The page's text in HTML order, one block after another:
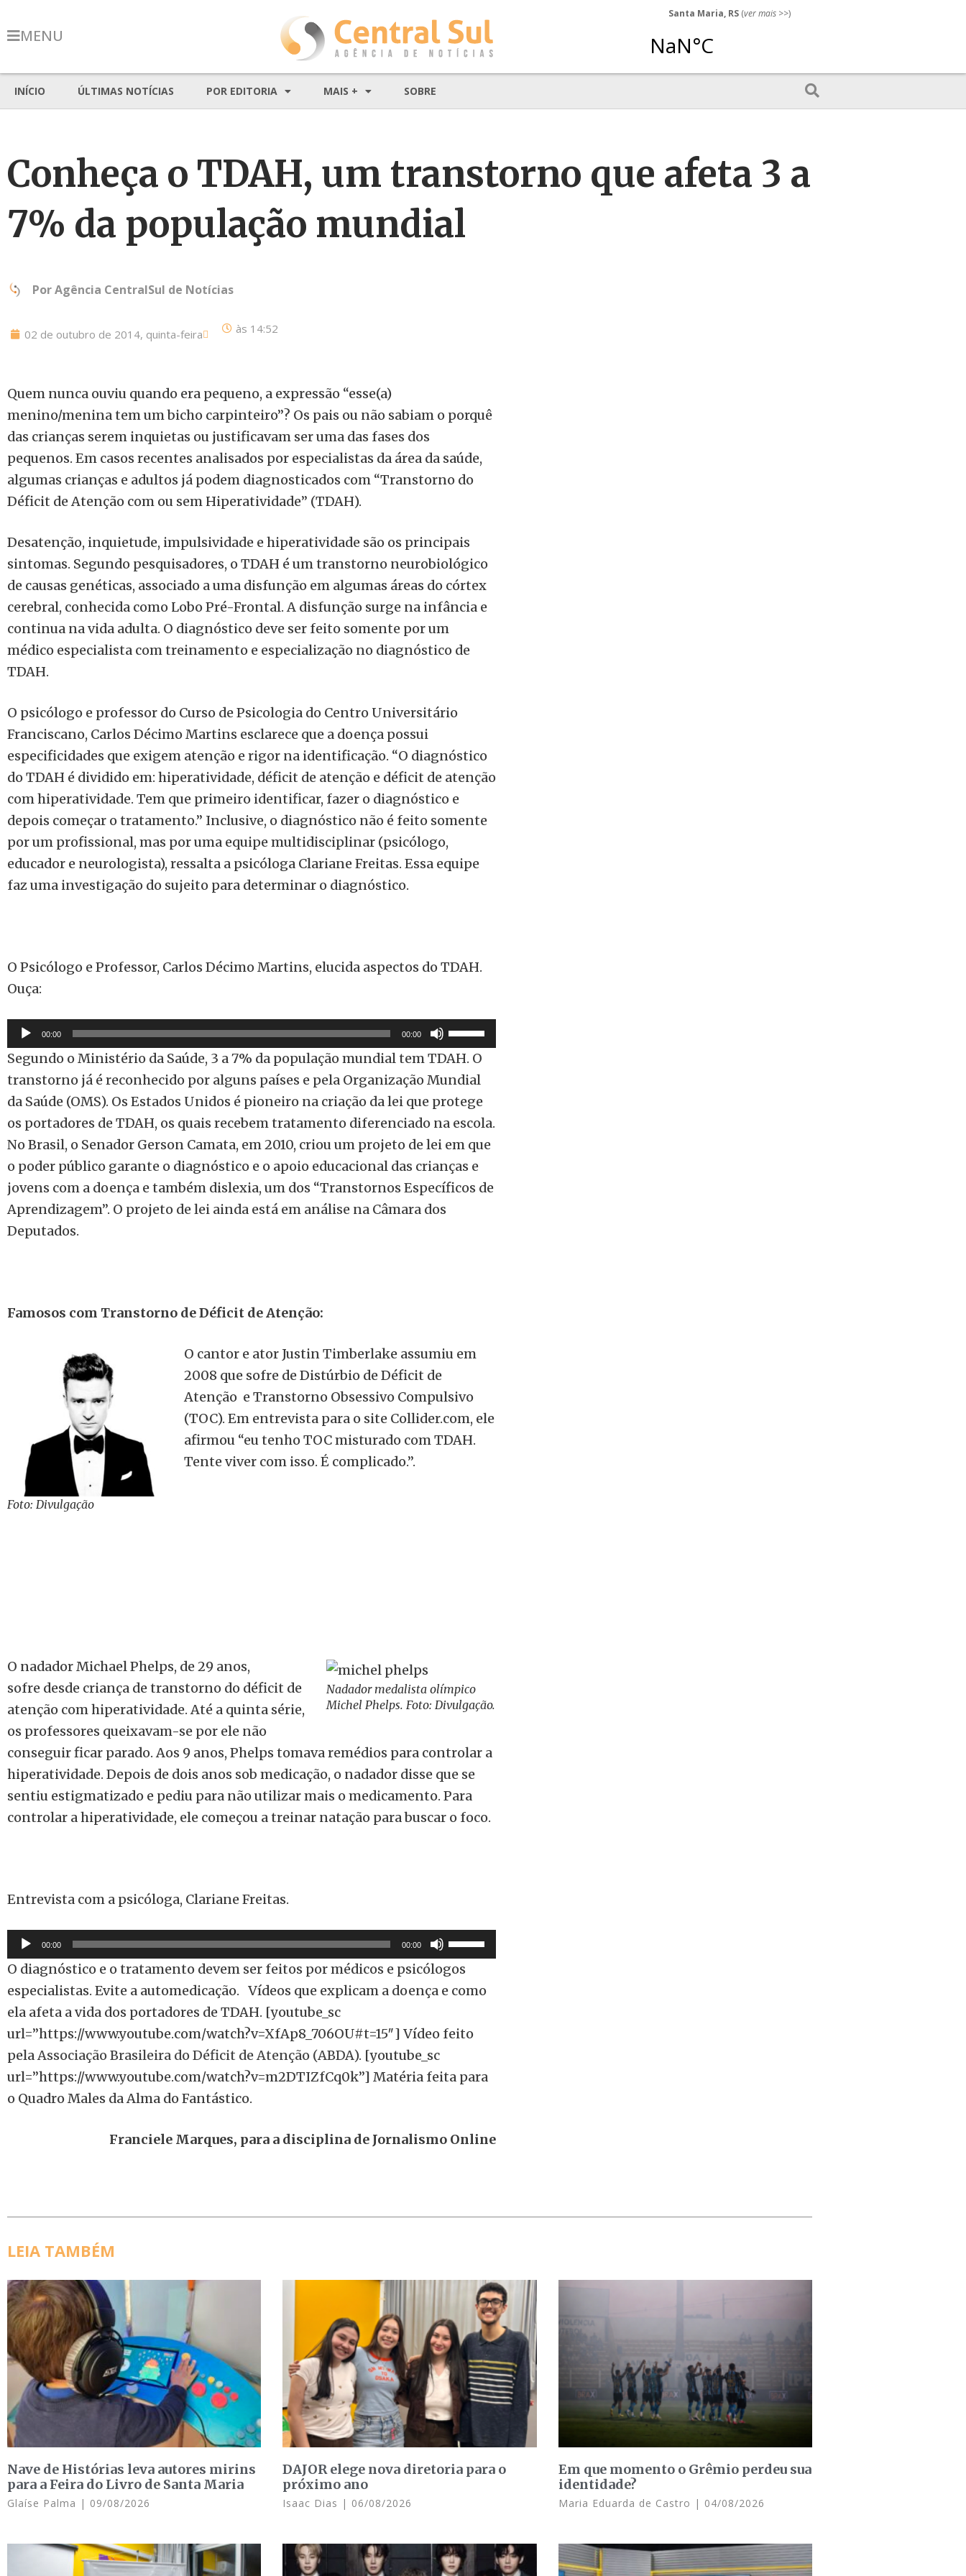
MENU
Santa Maria, RS (ver mais >>)
INÍCIO ÚLTIMAS NOTÍCIAS POR EDITORIA MAIS + SOBRE
Conheça o TDAH, um transtorno que afeta 3 a
7% da população mundial
PorAgência CentralSul de Notícias
02 de outubro de 2014, quinta-feira às 14:52
Quem nunca ouviu quando era pequeno, a expressão “esse(a)
menino/menina tem um bicho carpinteiro”? Os pais ou não sabiam o porquê
das crianças serem inquietas ou justificavam ser uma das fases dos
pequenos. Em casos recentes analisados por especialistas da área da saúde,
algumas crianças e adultos já podem diagnosticados com “Transtorno do
Déficit de Atenção com ou sem Hiperatividade” (TDAH).
Desatenção, inquietude, impulsividade e hiperatividade são os principais
sintomas. Segundo pesquisadores, o TDAH é um transtorno neurobiológico
de causas genéticas, associado a uma disfunção em algumas áreas do córtex
cerebral, conhecida como Lobo Pré-Frontal. A disfunção surge na infância e
continua na vida adulta. O diagnóstico deve ser feito somente por um
médico especialista com treinamento e especialização no diagnóstico de
TDAH.
O psicólogo e professor do Curso de Psicologia do Centro Universitário
Franciscano, Carlos Décimo Martins esclarece que a doença possui
especificidades que exigem atenção e rigor na identificação. “O diagnóstico
do TDAH é dividido em: hiperatividade, déficit de atenção e déficit de atenção
com hiperatividade. Tem que primeiro identificar, fazer o diagnóstico e
depois começar o tratamento.” Inclusive, o diagnóstico não é feito somente
por um profissional, mas por uma equipe multidisciplinar (psicólogo,
educador e neurologista), ressalta a psicóloga Clariane Freitas. Essa equipe
faz uma investigação do sujeito para determinar o diagnóstico.
O Psicólogo e Professor, Carlos Décimo Martins, elucida aspectos do TDAH.
Ouça:
Tocador
de
áudio
00:00 00:00
Use
as
setas
para
baixo
Segundo o Ministério da Saúde, 3 a 7% da população mundial tem TDAH. O
transtorno já é reconhecido por alguns países e pela Organização Mundial
da Saúde (OMS). Os Estados Unidos é pioneiro na criação da lei que protege
os portadores de TDAH, os quais recebem tratamento diferenciado na escola.
No Brasil, o Senador Gerson Camata, em 2010, criou um projeto de lei em que
o poder público garante o diagnóstico e o apoio educacional das crianças e
jovens com a doença e também dislexia, um dos “Transtornos Específicos de
Aprendizagem”. O projeto de lei ainda está em análise na Câmara dos
Deputados.
Famosos com Transtorno de Déficit de Atenção:
Foto: Divulgação
O cantor e ator Justin Timberlake assumiu em
2008 que sofre de Distúrbio de Déficit de
Atenção e Transtorno Obsessivo Compulsivo
(TOC). Em entrevista para o site Collider.com, ele
afirmou “eu tenho TOC misturado com TDAH.
Tente viver com isso. É complicado.”.
Nadador medalista olímpico
Michel Phelps. Foto: Divulgação.
O nadador Michael Phelps, de 29 anos,
sofre desde criança de transtorno do déficit de
atenção com hiperatividade. Até a quinta série,
os professores queixavam-se por ele não
conseguir ficar parado. Aos 9 anos, Phelps tomava remédios para controlar a
hiperatividade. Depois de dois anos sob medicação, o nadador disse que se
sentiu estigmatizado e pediu para não utilizar mais o medicamento. Para
controlar a hiperatividade, ele começou a treinar natação para buscar o foco.
Entrevista com a psicóloga, Clariane Freitas.
Tocador
de
00:00 00:00
Use
as
cima
aumentar
volume.
O diagnóstico e o tratamento devem ser feitos por médicos e psicólogos
especialistas. Evite a automedicação. Vídeos que explicam a doença e como
ela afeta a vida dos portadores de TDAH. [youtube_sc
url=”https://www.youtube.com/watch?v=XfAp8_706OU#t=15″] Vídeo feito
pelaAssociação Brasileira do Déficit de Atenção (ABDA). [youtube_sc
url=”https://www.youtube.com/watch?v=m2DTIZfCq0k”] Matéria feita para
o Quadro Males da Alma do Fantástico.
Franciele Marques, para a disciplina de Jornalismo Online
LEIA TAMBÉM
Nave de Histórias leva autores mirins
para a Feira do Livro de Santa Maria
Glaíse Palma 09/08/2026
DAJOR elege nova diretoria para o
próximo ano
Isaac Dias 06/08/2026
Em que momento o Grêmio perdeu sua
identidade?
Maria Eduarda de Castro 04/08/2026